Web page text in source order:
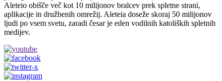
Aleteio obišče več kot 10 milijonov bralcev prek spletne strani,
aplikacije in družbenih omrežij. Aleteia doseže skoraj 50 milijonov
ljudi po vsem svetu, zaradi česar je eden vodilnih katoliških spletnih
medijev.